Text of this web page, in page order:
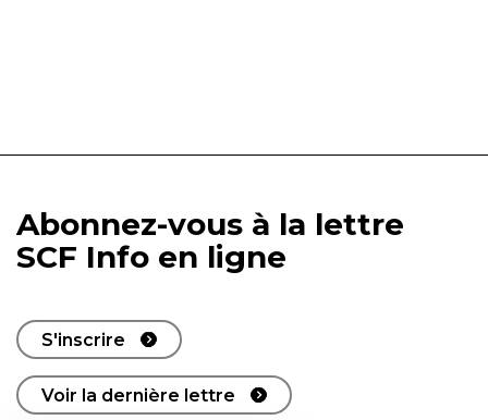
Abonnez-vous à la lettre
SCF Info en ligne
S'inscrire
Voir la dernière lettre